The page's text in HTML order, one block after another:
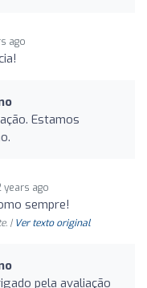
ago
Estamos
years ago
sempre!
| Ver texto original
pela avaliação